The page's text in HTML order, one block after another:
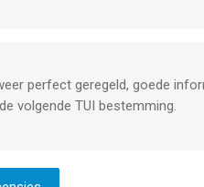
perfect geregeld, goede
volgende TUI bestemming.